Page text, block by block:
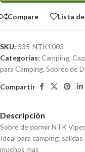
Compare Lista
SKU: 535-NTK1003
Categorías: Camping,
para Camping, Sobres de
Compartir
Descripción
Sobre de dormir NTK Viper
Ideal para camping,
muchos mas